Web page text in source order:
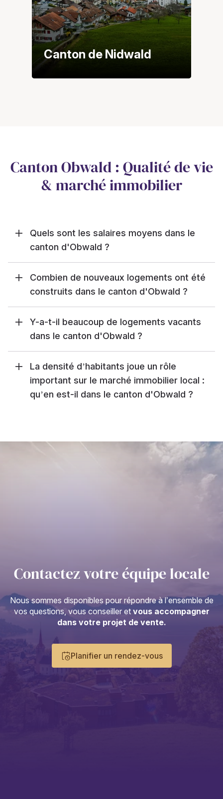
Canton de Nidwald
Canton Obwald : Qualité de vie
& marché immobilier
Quels sont les salaires moyens dans le
canton d'Obwald ?
Combien de nouveaux logements ont été
construits dans le canton d'Obwald ?
Y-a-t-il beaucoup de logements vacants
dans le canton d'Obwald ?
La densité d’habitants joue un rôle
important sur le marché immobilier local :
qu’en est-il dans le canton d'Obwald ?
Contactez votre équipe locale
Nous sommes disponibles pour répondre à l’ensemble de
vos questions, vous conseiller et vous accompagner
dans votre projet de vente.
Planifier un rendez-vous